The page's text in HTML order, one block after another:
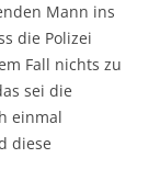
Mann ins
die Polizei
Fall nichts zu
sei die
einmal
diese